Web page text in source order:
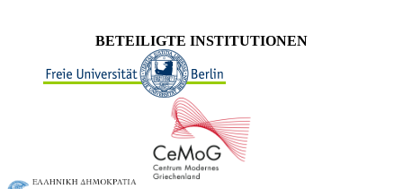
BETEILIGTE INSTITUTIONEN